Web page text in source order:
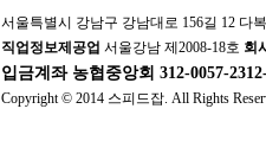
서울특별시 강남구 강남대로 156길 12 다
직업정보제공업 서울강남 제2008-18호 회
입금계좌 농협중앙회 312-0057-
Copyright © 2014 스피드잡. All Rights